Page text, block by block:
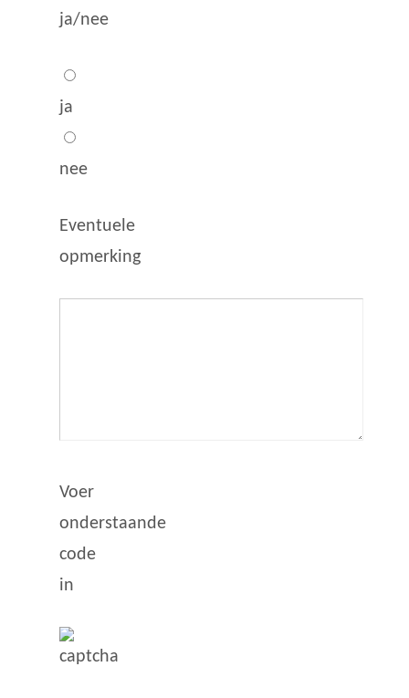
ja/nee
ja
nee
Eventuele
opmerking
Voer
onderstaande
code
in